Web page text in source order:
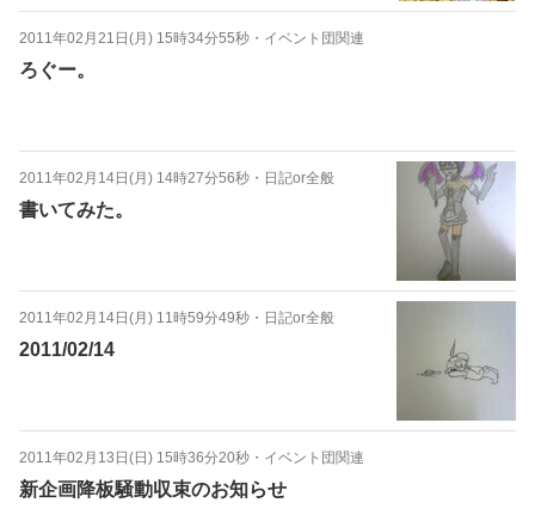
2011年02月21日(月) 15時34分55秒 ・ イベント団関連
ろぐー。
2011年02月14日(月) 14時27分56秒 ・ 日記or全般
書いてみた。
2011年02月14日(月) 11時59分49秒 ・ 日記or全般
2011/02/14
2011年02月13日(日) 15時36分20秒 ・ イベント団関連
新企画降板騒動収束のお知らせ